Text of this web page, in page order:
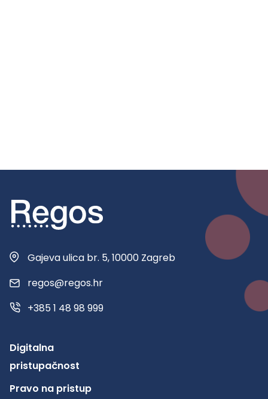
Gajeva ulica br. 5, 10000 Zagreb
regos@regos.hr
+385 1 48 98 999
Digitalna
pristupačnost
Pravo na pristup